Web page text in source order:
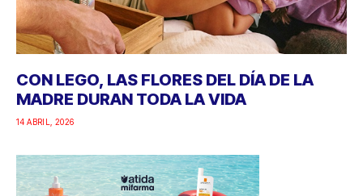
CON LEGO, LAS FLORES DEL DÍA DE LA
MADRE DURAN TODA LA VIDA
14 ABRIL, 2026